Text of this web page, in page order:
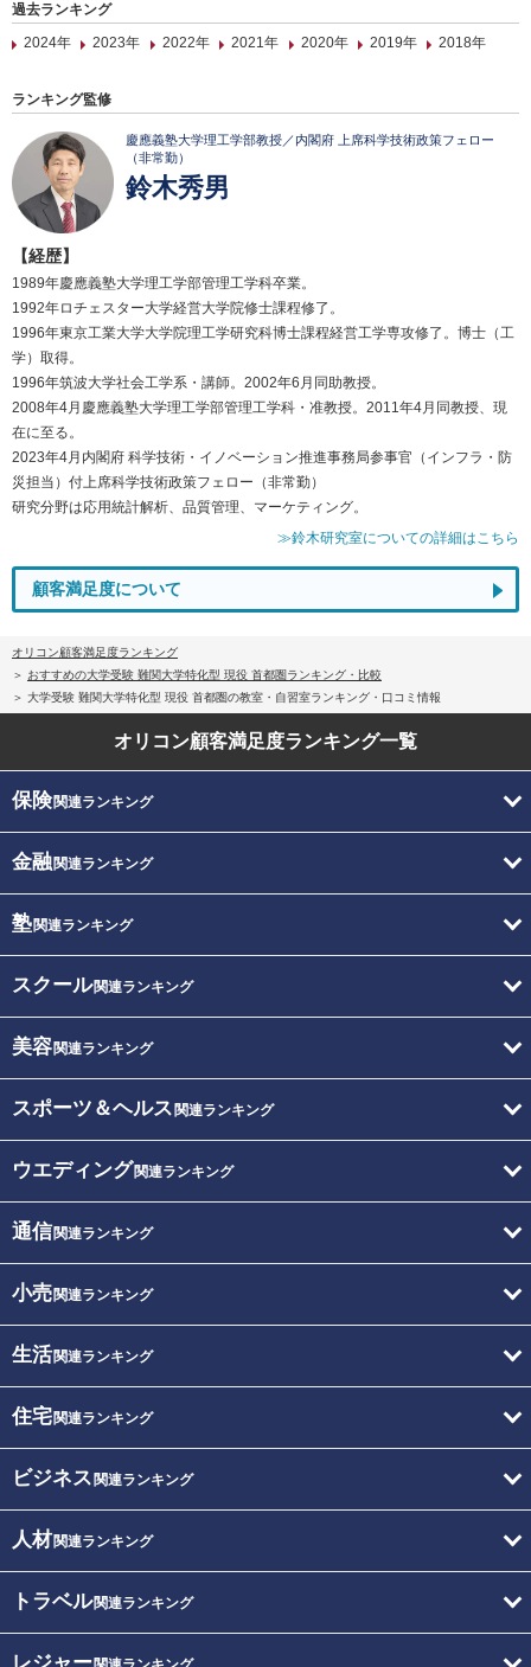
過去ランキング
2024年
2023年 2022年 2021年 2020年 2019年 2018年
ランキング監修
慶應義塾大学理工学部教授／内閣府 上席科学技術政策フェロー
（非常勤）
鈴木秀男
【経歴】
1989年慶應義塾大学理工学部管理工学科卒業。
1992年ロチェスター大学経営大学院修士課程修了。
1996年東京工業大学大学院理工学研究科博士課程経営工学専攻修了。博士（工
学）取得。
1996年筑波大学社会工学系・講師。2002年6月同助教授。
2008年4月慶應義塾大学理工学部管理工学科・准教授。2011年4月同教授、現
在に至る。
2023年4月内閣府 科学技術・イノベーション推進事務局参事官（インフラ・防
災担当）付上席科学技術政策フェロー（非常勤）
研究分野は応用統計解析、品質管理、マーケティング。
≫鈴木研究室についての詳細はこちら
顧客満足度について
オリコン顧客満足度ランキング
おすすめの大学受験 難関大学特化型 現役 首都圏ランキング・比較
大学受験 難関大学特化型 現役 首都圏の教室・自習室ランキング・口コミ情報
オリコン顧客満足度ランキング一覧
保険関連ランキング
金融関連ランキング
塾関連ランキング
スクール関連ランキング
美容関連ランキング
スポーツ＆ヘルス 関連ランキング
ウエディング関連ランキング
通信関連ランキング
小売関連ランキング
生活関連ランキング
住宅関連ランキング
ビジネス 関連ランキング
人材関連ランキング
トラベル関連ランキング
レジャー